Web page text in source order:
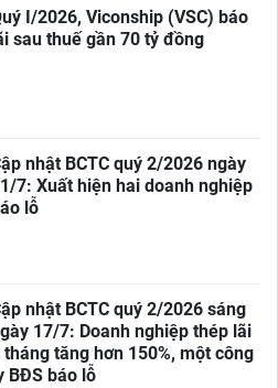
I/2026, Viconship (VSC) báo
sau thuế gần 70 tỷ đồng
nhật BCTC quý 2/2026 ngày
7: Xuất hiện hai doanh nghiệp
lỗ
nhật BCTC quý 2/2026 sáng
17/7: Doanh nghiệp thép lãi
tháng tăng hơn 150%, một công
BĐS báo lỗ